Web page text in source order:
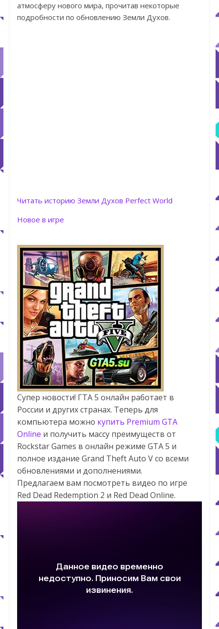
атмосферу нового мира, прочитав некоторые
подробности по обновлению Земли Духов.
Читать историю Земли Духов Perfect World
Новое в игре
Супер новости! ГТА 5 онлайн работает в
России и других странах. Теперь для
компьютера можно купить Premium GTA
Online и получить массу преимуществ от
Rockstar Games в онлайн режиме GTA 5 и
полное издание Grand Theft Auto V со всеми
обновлениями и дополнениями.
Предлагаем вам посмотреть видео по игре
Red Dead Redemption 2 и Red Dead Online.